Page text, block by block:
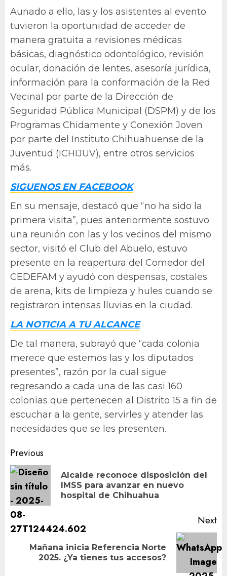
Aunado a ello, las y los asistentes al evento
tuvieron la oportunidad de acceder de
manera gratuita a revisiones médicas
básicas, diagnóstico odontológico, revisión
ocular, donación de lentes, asesoría jurídica,
información para la conformación de la Red
Vecinal por parte de la Dirección de
Seguridad Pública Municipal (DSPM) y de los
Programas Chidamente y Conexión Joven
por parte del Instituto Chihuahuense de la
Juventud (ICHIJUV), entre otros servicios
más.
SIGUENOS EN FACEBOOK
En su mensaje, destacó que “no ha sido la
primera visita”, pues anteriormente sostuvo
una reunión con las y los vecinos del mismo
sector, visitó el Club del Abuelo, estuvo
presente en la reapertura del Comedor del
CEDEFAM y ayudó con despensas, costales
de arena, kits de limpieza y hules cuando se
registraron intensas lluvias en la ciudad.
LA NOTICIA A TU ALCANCE
De tal manera, subrayó que “cada colonia
merece que estemos las y los diputados
presentes”, razón por la cual sigue
regresando a cada una de las casi 160
colonias que pertenecen al Distrito 15 a fin de
escuchar a la gente, servirles y atender las
necesidades que se les presenten.
Post
navigation
Previous
Alcalde reconoce disposición del
IMSS para avanzar en nuevo
hospital de Chihuahua
Next
NextMañana inicia Referencia Norte
2025. ¿Ya tienes tus accesos?